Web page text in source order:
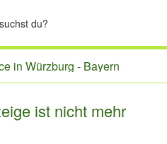
in Würzburg - Bayern
ist nicht mehr